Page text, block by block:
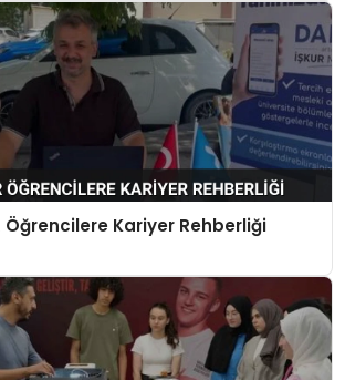
Öğrencilere Kariyer Rehberliği